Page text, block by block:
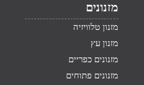
מזנונים
מזנון טלוויזיה
מזנון עץ
מזנונים כפריים
מזנונים פתוחים